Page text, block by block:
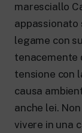
maresciallo
appassionato
legame con
tenacemente
tensione con
causa
anche lei.
vivere in una